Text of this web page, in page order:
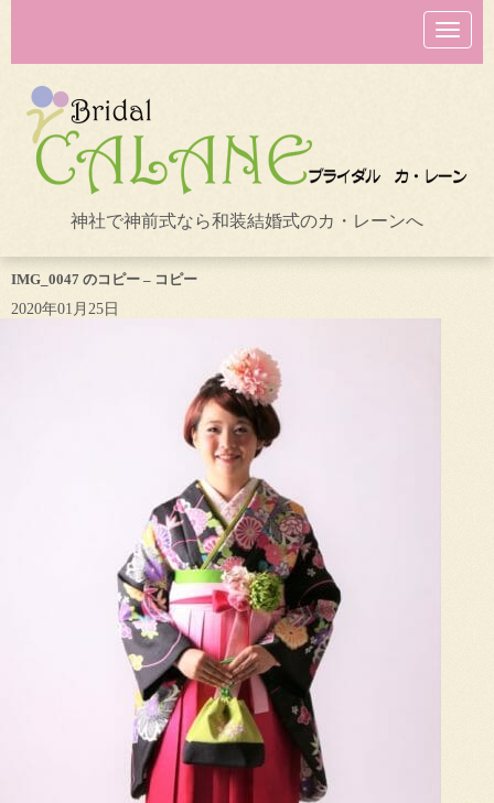
N
a
v
o
n
神社で神前式なら和装結婚式のカ・レーンへ
IMG_0047 のコピー – コピー
2020年01月25日